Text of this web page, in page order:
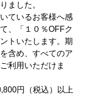
ました。
ているお客様へ感
、「１０％OFFク
トいたします。期
含め、すべてのア
利用いただけま
円（税込）以上